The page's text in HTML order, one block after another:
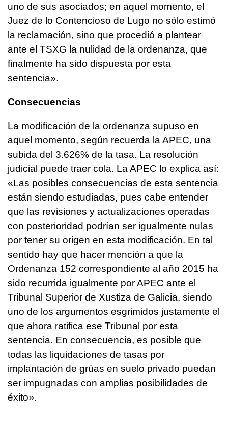
uno de sus asociados; en aquel momento, el
Juez de lo Contencioso de Lugo no sólo estimó
la reclamación, sino que procedió a plantear
ante el TSXG la nulidad de la ordenanza, que
finalmente ha sido dispuesta por esta
sentencia».
Consecuencias
La modificación de la ordenanza supuso en
aquel momento, según recuerda la APEC, una
subida del 3.626% de la tasa. La resolución
judicial puede traer cola. La APEC lo explica así:
«Las posibles consecuencias de esta sentencia
están siendo estudiadas, pues cabe entender
que las revisiones y actualizaciones operadas
con posterioridad podrían ser igualmente nulas
por tener su origen en esta modificación. En tal
sentido hay que hacer mención a que la
Ordenanza 152 correspondiente al año 2015 ha
sido recurrida igualmente por APEC ante el
Tribunal Superior de Xustiza de Galicia, siendo
uno de los argumentos esgrimidos justamente el
que ahora ratifica ese Tribunal por esta
sentencia. En consecuencia, es posible que
todas las liquidaciones de tasas por
implantación de grúas en suelo privado puedan
ser impugnadas con amplias posibilidades de
éxito».